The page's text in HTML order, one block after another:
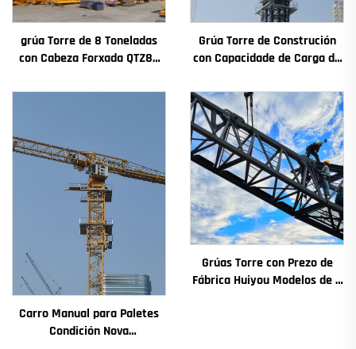
grúa Torre de 8 Toneladas
con Cabeza Forxada QTZ80
Competitivo
Grúa Torre de Construción
con Capacidade de Carga de
Cambios Motor de
Engranaxes Coxinetes
Principais
Carro Manual para Paletes
Condición Nova
Grúas Torre con Prezo de
Fábrica Huiyou Modelos de 4